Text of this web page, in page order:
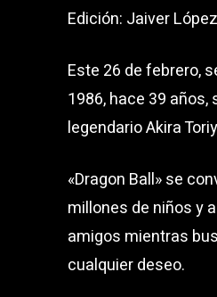
Edición: Jaiver
Este 26 de febrero,
1986, hace 39 años,
legendario Akira
«Dragon Ball» se
millones de niños y
amigos mientras
cualquier deseo.